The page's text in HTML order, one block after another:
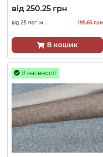
від 250.25 грн
від 25 пог. м. 195.65 грн
В кошик
В наявності